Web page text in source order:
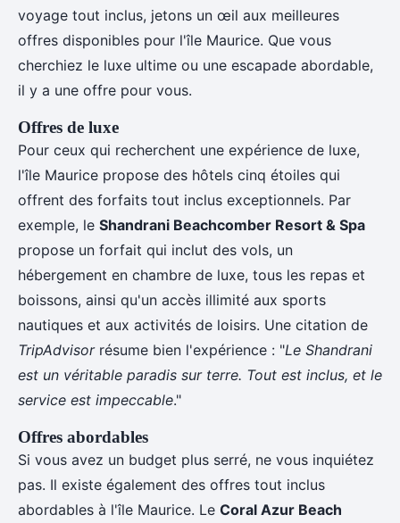
voyage tout inclus, jetons un œil aux meilleures
offres disponibles pour l'île Maurice. Que vous
cherchiez le luxe ultime ou une escapade abordable,
il y a une offre pour vous.
Offres de luxe
Pour ceux qui recherchent une expérience de luxe,
l'île Maurice propose des hôtels cinq étoiles qui
offrent des forfaits tout inclus exceptionnels. Par
exemple, le Shandrani Beachcomber Resort & Spa
propose un forfait qui inclut des vols, un
hébergement en chambre de luxe, tous les repas et
boissons, ainsi qu'un accès illimité aux sports
nautiques et aux activités de loisirs. Une citation de
TripAdvisorrésume bien l'expérience : "Le Shandrani
est un véritable paradis sur terre. Tout est inclus, et le
service est impeccable."
Offres abordables
Si vous avez un budget plus serré, ne vous inquiétez
pas. Il existe également des offres tout inclus
abordables à l'île Maurice. Le Coral Azur Beach